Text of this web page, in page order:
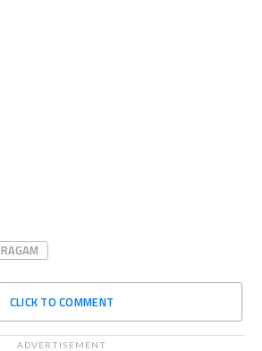
RAGAM
CLICK TO COMMENT
ADVERTISEMENT